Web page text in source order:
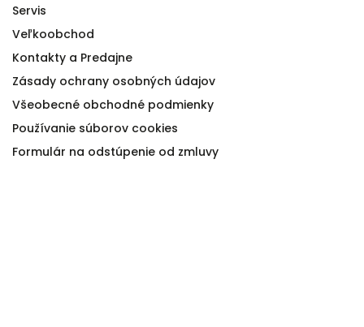
Servis
Veľkoobchod
Kontakty a Predajne
Zásady ochrany osobných údajov
Všeobecné obchodné podmienky
Používanie súborov cookies
Formulár na odstúpenie od zmluvy